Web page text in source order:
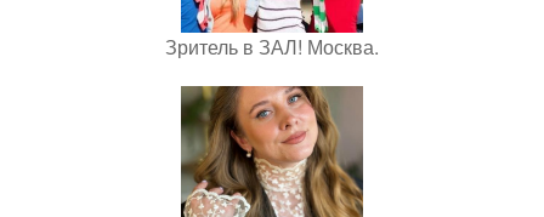
Зритель в ЗАЛ! Москва.